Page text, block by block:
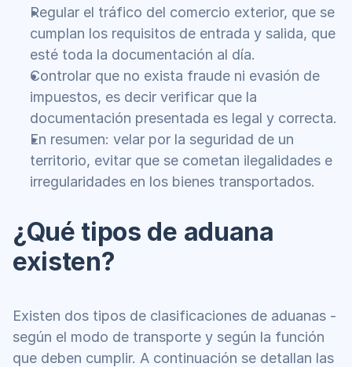
Regular el tráfico del comercio exterior, que se
cumplan los requisitos de entrada y salida, que
esté toda la documentación al día.
Controlar que no exista fraude ni evasión de
impuestos, es decir verificar que la
documentación presentada es legal y correcta.
En resumen: velar por la seguridad de un
territorio, evitar que se cometan ilegalidades e
irregularidades en los bienes transportados.
¿Qué tipos de aduana
existen?
Existen dos tipos de clasificaciones de aduanas -
según el modo de transporte y según la función
que deben cumplir. A continuación se detallan las